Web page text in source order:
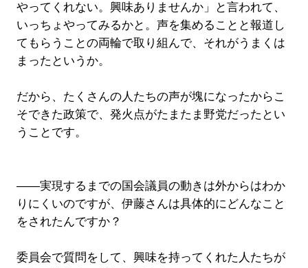
やってくれない。興味ありませんか」と言われて、
いっちょやってみるかと。声を集めることと報道し
てもらうことの両輪で取り組んで、それがうまくは
まったというか。
だから、たくさんの人たちの声が塊になったからこ
そできた政策で、発火点がたまたま野党だったとい
うことです。
――実現するまでの国会議員の動きは外からはわか
りにくいのですが、伊藤さんは具体的にどんなこと
をされたんですか？
委員会で質問をして、興味を持ってくれた人たちが